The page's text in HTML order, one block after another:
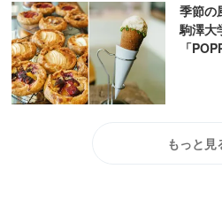
季節の
駒澤大
「
もっと見